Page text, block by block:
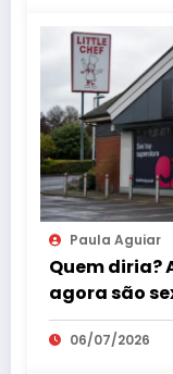
Paula Aguiar
Quem diria?
agora são
06/07/2026